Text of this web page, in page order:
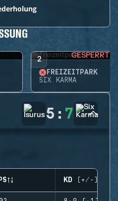
2 GESPERRT
FREIZEITPARK
SIX KARMA
5 : 7
KD (+/-)